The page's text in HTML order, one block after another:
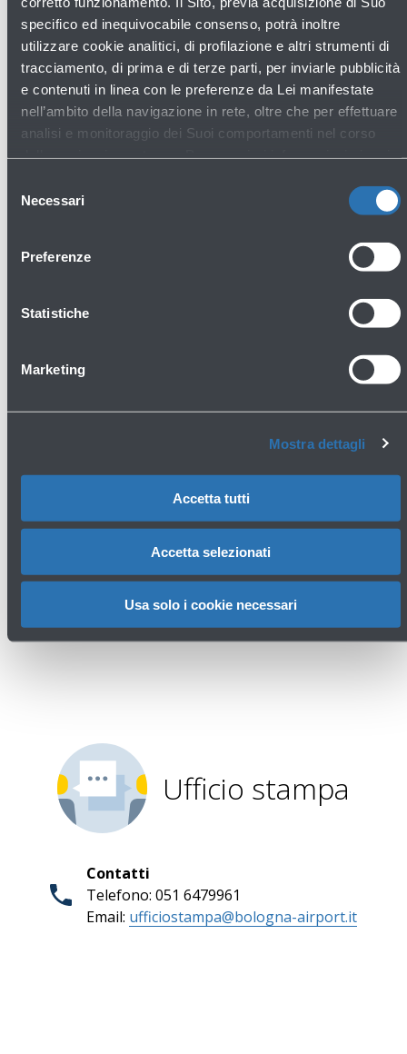
specifico ed inequivocabile consenso, potrà inoltre
utilizzare cookie analitici, di profilazione e altri strumenti di
tracciamento, di prima e di terze parti, per inviarle pubblicità
e contenuti in linea con le preferenze da Lei manifestate
nell’ambito della navigazione in rete, oltre che per effettuare
analisi e monitoraggio dei Suoi comportamenti nel corso
La preghiamo di consultare l'
delNecessari
Preferenze
Statistiche
Marketing
Mostra dettagli
Accetta tutti
Accetta selezionati
Usa solo i cookie necessari
16/07/2026
INAUGURATO OGGI L’APOC – AIRPORT
OPERATIONS CENTER
Leggi di più
Avanti
Ufficio stampa
Contatti
Telefono: 051 6479961
Email: ufficiostampa@bologna-airport.it